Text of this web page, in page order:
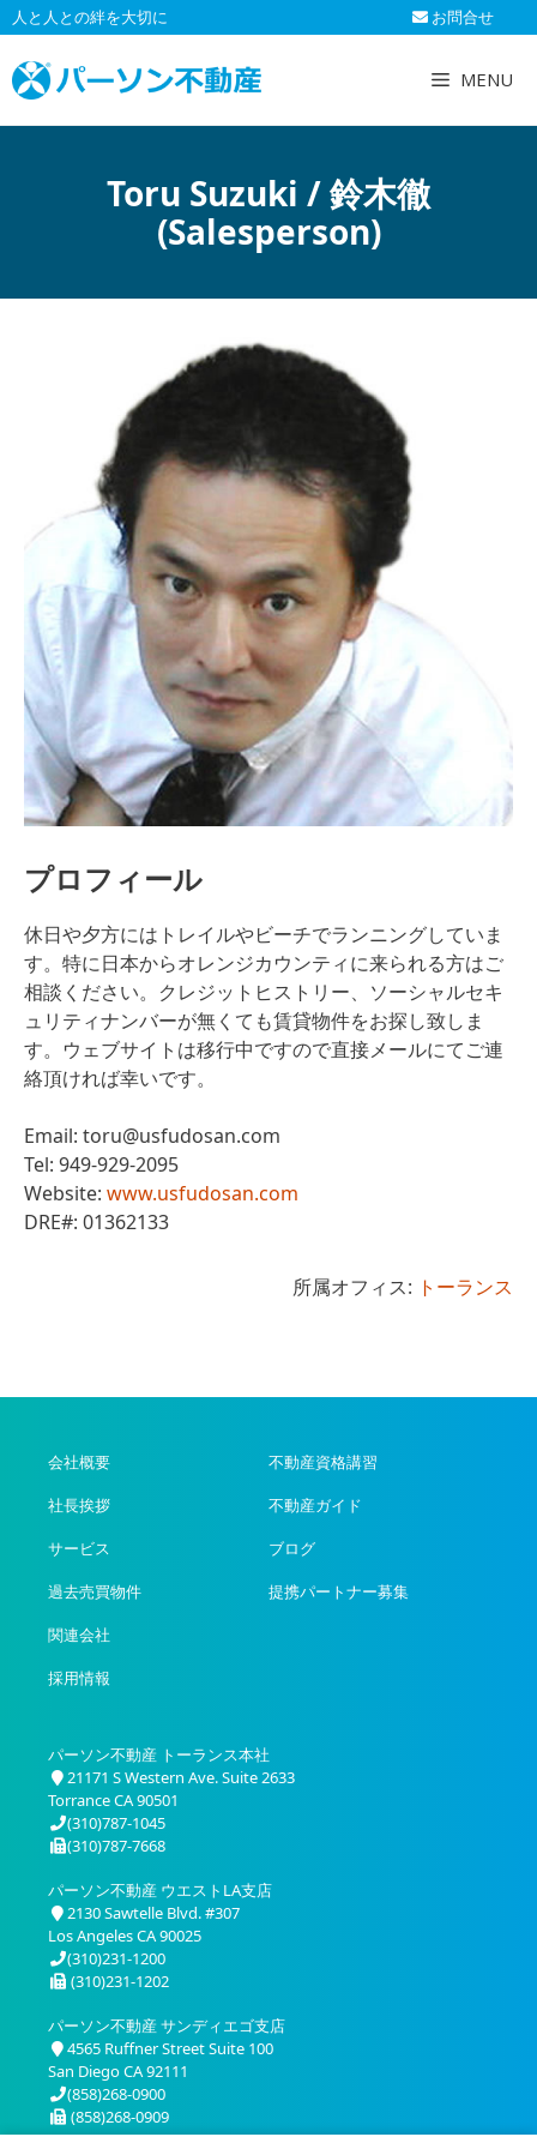
コ
ン
テ
ン
ツ
人と人との絆を大切に お問合せ
MENU
Toru Suzuki / 鈴木徹
(Salesperson)
プロフィール
休日や夕方にはトレイルやビーチでランニングしていま
す。特に日本からオレンジカウンティに来られる方はご
相談ください。クレジットヒストリー、ソーシャルセキ
ュリティナンバーが無くても賃貸物件をお探し致しま
す。ウェブサイトは移行中ですので直接メールにてご連
絡頂ければ幸いです。
Email: toru@usfudosan.com
Tel: 949-929-2095
Website: www.usfudosan.com
DRE#: 01362133
所属オフィス: トーランス
会社概要
社長挨拶
サービス
過去売買物件
関連会社
採用情報
不動産資格講習
不動産ガイド
ブログ
提携パートナー募集
パーソン不動産 トーランス本社
21171 S Western Ave. Suite 2633
Torrance CA 90501
(310)787-1045
(310)787-7668
パーソン不動産 ウエストLA支店
2130 Sawtelle Blvd. #307
Los Angeles CA 90025
(310)231-1200
(310)231-1202
パーソン不動産 サンディエゴ支店
4565 Ruffner Street Suite 100
San Diego CA 92111
(858)268-0900
(858)268-0909